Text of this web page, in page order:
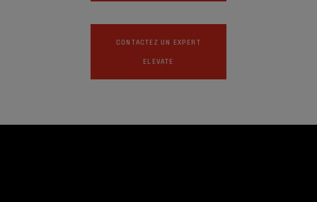
CONTACTEZ UN EXPERT
ELEVATE